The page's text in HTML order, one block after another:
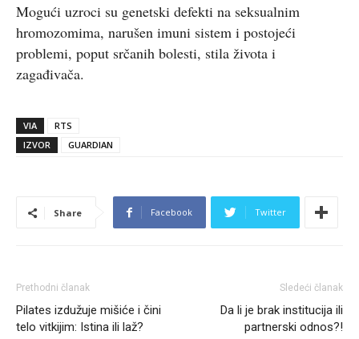
Mogući uzroci su genetski defekti na seksualnim
hromozomima, narušen imuni sistem i postojeći
problemi, poput srčanih bolesti, stila života i
zagađivača.
VIA
RTS
IZVOR
GUARDIAN
Share Facebook Twitter
Prethodni članak
Pilates izdužuje mišiće i čini
telo vitkijim: Istina ili laž?
Sledeći članak
Da li je brak institucija ili
partnerski odnos?!